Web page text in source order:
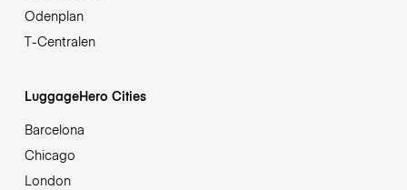
Odenplan
T-Centralen
LuggageHero Cities
Barcelona
Chicago
London